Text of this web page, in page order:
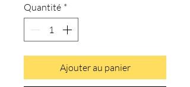
Quantité *
Ajouter au panier